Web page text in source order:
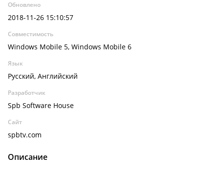
Обновлено
2018-11-26 15:10:57
Совместимость
Windows Mobile 5, Windows Mobile 6
Язык
Русский, Английский
Разработчик
Spb Software House
Сайт
spbtv.com
Описание